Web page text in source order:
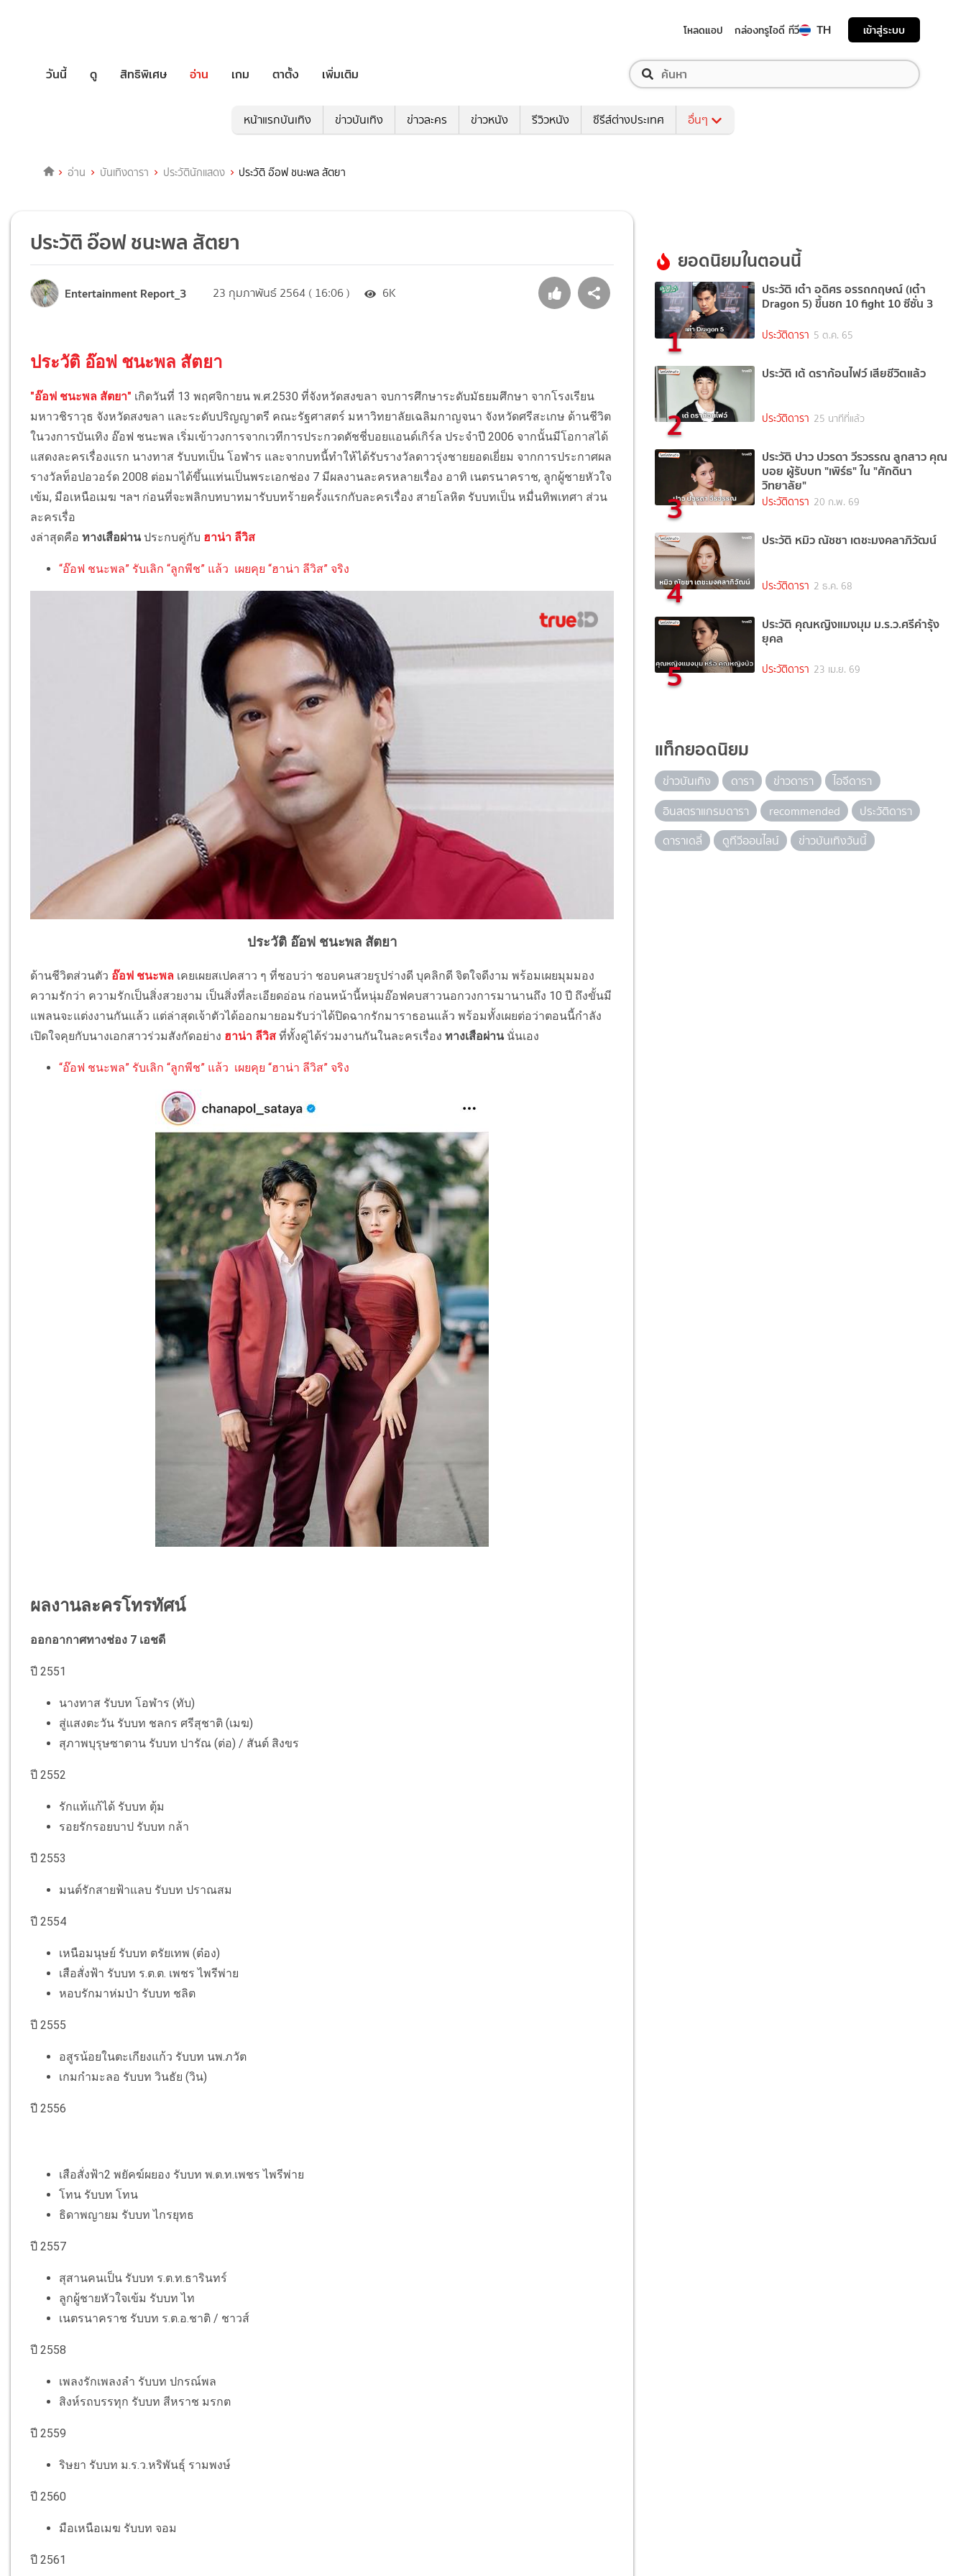
โหลดแอป กล่องทรูไอดี ทีวี TH เข้าสู่ระบบ
วันนี้ ดู สิทธิพิเศษ อ่าน เกม ตาตั้ง เพิ่มเติม
หน้าแรกบันเทิง ข่าวบันเทิง ข่าวละคร ข่าวหนัง รีวิวหนัง ซีรีส์ต่างประเทศ อื่นๆ
อ่าน บันเทิงดารา ประวัตินักแสดง ประวัติ อ๊อฟ ชนะพล สัตยา
ประวัติ อ๊อฟ ชนะพล สัตยา
Entertainment Report_3 23 กุมภาพันธ์ 2564 ( 16:06 ) 6K
ประวัติ อ๊อฟ ชนะพล สัตยา
"อ๊อฟ ชนะพล สัตยา" เกิดวันที่ 13 พฤศจิกายน พ.ศ.2530 ที่จังหวัดสงขลา จบการศึกษาระดับมัธยมศึกษา จากโรงเรียน
มหาวชิราวุธ จังหวัดสงขลา และระดับปริญญาตรี คณะรัฐศาสตร์ มหาวิทยาลัยเฉลิมกาญจนา จังหวัดศรีสะเกษ ด้านชีวิต
ในวงการบันเทิง อ๊อฟ ชนะพล เริ่มเข้าวงการจากเวทีการประกวดดัชชี่บอยแอนด์เกิร์ล ประจำปี 2006 จากนั้นมีโอกาสได้
แสดงละครเรื่องแรก นางทาส รับบทเป็น โอฬาร และจากบทนี้ทำให้ได้รับรางวัลดาวรุ่งชายยอดเยี่ยม จากการประกาศผล
รางวัลท็อปอวอร์ด 2008 ต่อมาได้ขึ้นแท่นเป็นพระเอกช่อง 7 มีผลงานละครหลายเรื่อง อาทิ เนตรนาคราช, ลูกผู้ชายหัวใจ
เข้ม, มือเหนือเมฆ ฯลฯ ก่อนที่จะพลิกบทบาทมารับบทร้ายครั้งแรกกับละครเรื่อง สายโลหิต รับบทเป็น หมื่นทิพเทศา ส่วน
ละครเรื่อ
งล่าสุดคือทางเสือผ่านประกบคู่กับ ฮาน่า ลีวิส
“อ๊อฟ ชนะพล” รับเลิก “ลูกพีช” แล้ว เผยคุย “ฮาน่า ลีวิส” จริง
ประวัติ อ๊อฟ ชนะพล สัตยา
ด้านชีวิตส่วนตัว อ๊อฟ ชนะพล เคยเผยสเปคสาว ๆ ที่ชอบว่า ชอบคนสวยรูปร่างดี บุคลิกดี จิตใจดีงาม พร้อมเผยมุมมอง
ความรักว่า ความรักเป็นสิ่งสวยงาม เป็นสิ่งที่ละเอียดอ่อน ก่อนหน้านี้หนุ่มอ๊อฟคบสาวนอกวงการมานานถึง 10 ปี ถึงขั้นมี
แพลนจะแต่งงานกันแล้ว แต่ล่าสุดเจ้าตัวได้ออกมายอมรับว่าได้ปิดฉากรักมาราธอนแล้ว พร้อมทั้งเผยต่อว่าตอนนี้กำลัง
เปิดใจคุยกับนางเอกสาวร่วมสังกัดอย่าง ฮาน่า ลีวิสที่ทั้งคู่ได้ร่วมงานกันในละครเรื่องทางเสือผ่านนั่นเอง
“อ๊อฟ ชนะพล” รับเลิก “ลูกพีช” แล้ว เผยคุย “ฮาน่า ลีวิส” จริง
ผลงานละครโทรทัศน์
ออกอากาศทางช่อง 7 เอชดี
ปี 2551
นางทาส รับบท โอฬาร (ทับ)
สู่แสงตะวัน รับบท ชลกร ศรีสุชาติ (เมฆ)
สุภาพบุรุษซาตาน รับบท ปารัณ (ต่อ) / สันต์ สิงขร
ปี 2552
รักแท้แก้ได้ รับบท ตุ้ม
รอยรักรอยบาป รับบท กล้า
ปี 2553
มนต์รักสายฟ้าแลบ รับบท ปราณสม
ปี 2554
เหนือมนุษย์ รับบท ตรัยเทพ (ต๋อง)
เสือสั่งฟ้า รับบท ร.ต.ต. เพชร ไพรีพ่าย
หอบรักมาห่มป่า รับบท ชลิต
ปี 2555
อสูรน้อยในตะเกียงแก้ว รับบท นพ.ภวัต
เกมกำมะลอ รับบท วินธัย (วิน)
ปี 2556
เสือสั่งฟ้า2 พยัคฆ์ผยอง รับบท พ.ต.ท.เพชร ไพรีพ่าย
โทน รับบท โทน
ธิดาพญายม รับบท ไกรยุทธ
ปี 2557
สุสานคนเป็น รับบท ร.ต.ท.ธารินทร์
ลูกผู้ชายหัวใจเข้ม รับบท ไท
เนตรนาคราช รับบท ร.ต.อ.ชาติ / ชาวส์
ปี 2558
เพลงรักเพลงลำ รับบท ปกรณ์พล
สิงห์รถบรรทุก รับบท สีหราช มรกต
ปี 2559
ริษยา รับบท ม.ร.ว.หริพันธุ์ รามพงษ์
ปี 2560
มือเหนือเมฆ รับบท จอม
ปี 2561
ยอดนิยมในตอนนี้
1
ประวัติ เต๋า อดิศร อรรถกฤษณ์ (เต๋า
Dragon 5) ขึ้นชก 10 fight 10 ซีซั่น 3
ประวัติดารา 5 ต.ค. 65
2
ประวัติ เต้ ดราก้อนไฟว์ เสียชีวิตแล้ว
ประวัติดารา 25 นาทีที่แล้ว
3
ประวัติ ปาว ปวรดา วีรวรรณ ลูกสาว คุณ
บอย ผู้รับบท "เพิร์ธ" ใน "ศักดินา
วิทยาลัย"
ประวัติดารา 20 ก.พ. 69
4
ประวัติ หมิว ณัชชา เตชะมงคลาภิวัฒน์
ประวัติดารา 2 ธ.ค. 68
5
ประวัติ คุณหญิงแมงมุม ม.ร.ว.ศรีคำรุ้ง
ยุคล
ประวัติดารา 23 เม.ย. 69
แท็กยอดนิยม
ข่าวบันเทิง ดารา ข่าวดารา
ไอจีดารา
อินสตราแกรมดารา
recommended
ประวัติดารา
ดาราเดลี่
ดูทีวีออนไลน์ ข่าวบันเทิงวันนี้